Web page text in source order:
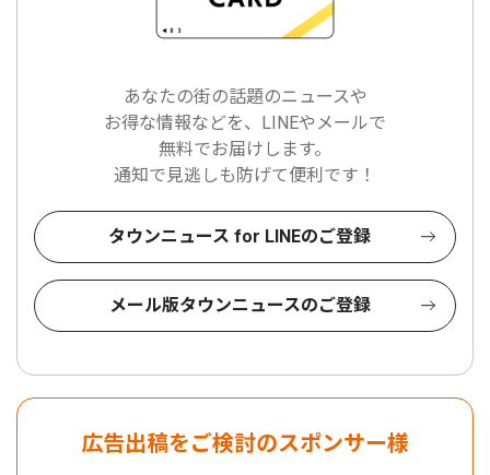
あなたの街の話題のニュースや
お得な情報などを、LINEやメールで
無料でお届けします。
通知で見逃しも防げて便利です！
タウンニュース for LINEのご登録
メール版タウンニュースのご登録
広告出稿をご検討のスポンサー様